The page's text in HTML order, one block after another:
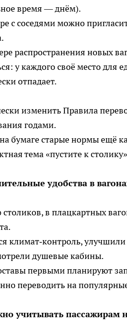
время — днём).
с соседями можно
распространения новых
у каждого своё место для
отпадает.
изменить Правила
годами.
бумаге старые нормы ещё
тема «пустите к
удобства в
в плацкартных
климат‑контроль,
душевые кабины.
первыми планируют
переводить на
учитывать пассажирам